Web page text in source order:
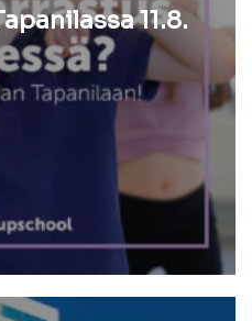
11.8.